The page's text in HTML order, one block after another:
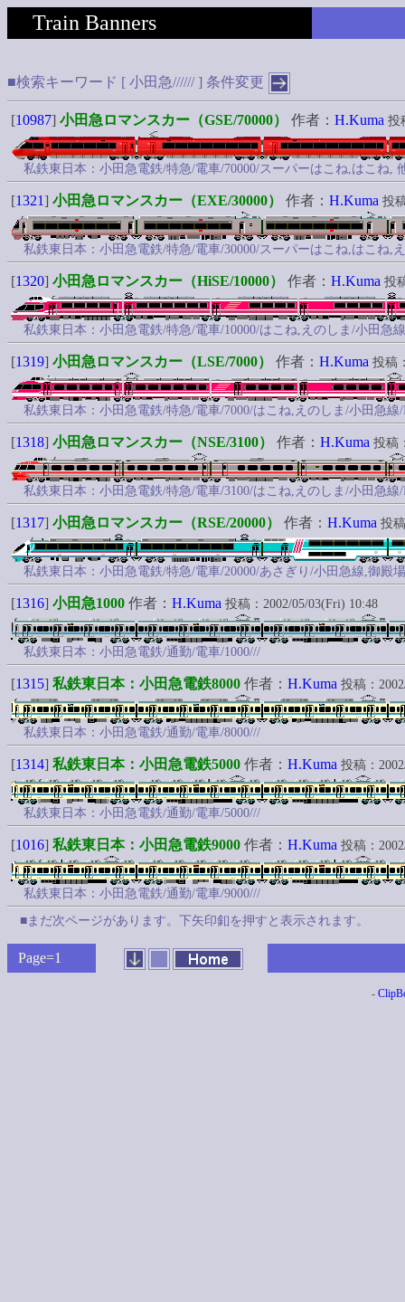
Train Banners
■検索キーワード [ 小田急////// ] 条件変更
[10987] 小田急ロマンスカー（GSE/70000） 作者： H.Kuma 投
私鉄東日本：小田急電鉄/特急/電車/70000/スーパーはこね,はこね,
[1321] 小田急ロマンスカー（EXE/30000） 作者： H.Kuma 投
私鉄東日本：小田急電鉄/特急/電車/30000/スーパーはこね,はこね,
[1320] 小田急ロマンスカー（HiSE/10000） 作者： H.Kuma 投
私鉄東日本：小田急電鉄/特急/電車/10000/はこね,えのしま/小田急
[1319] 小田急ロマンスカー（LSE/7000） 作者： H.Kuma 投稿
私鉄東日本：小田急電鉄/特急/電車/7000/はこね,えのしま/小田急線
[1318] 小田急ロマンスカー（NSE/3100） 作者： H.Kuma 投稿
私鉄東日本：小田急電鉄/特急/電車/3100/はこね,えのしま/小田急線
[1317] 小田急ロマンスカー（RSE/20000） 作者： H.Kuma 投
私鉄東日本：小田急電鉄/特急/電車/20000/あさぎり/小田急線,御殿
[1316] 小田急1000 作者： H.Kuma 投稿：2002/05/03(Fri) 10:48
私鉄東日本：小田急電鉄/通勤/電車/1000///
[1315] 私鉄東日本：小田急電鉄8000 作者： H.Kuma 投稿：
私鉄東日本：小田急電鉄/通勤/電車/8000///
[1314] 私鉄東日本：小田急電鉄5000 作者： H.Kuma 投稿：
私鉄東日本：小田急電鉄/通勤/電車/5000///
[1016] 私鉄東日本：小田急電鉄9000 作者： H.Kuma 投稿：
私鉄東日本：小田急電鉄/通勤/電車/9000///
■まだ次ページがあります。下矢印釦を押すと表示されます。
Page=1
-